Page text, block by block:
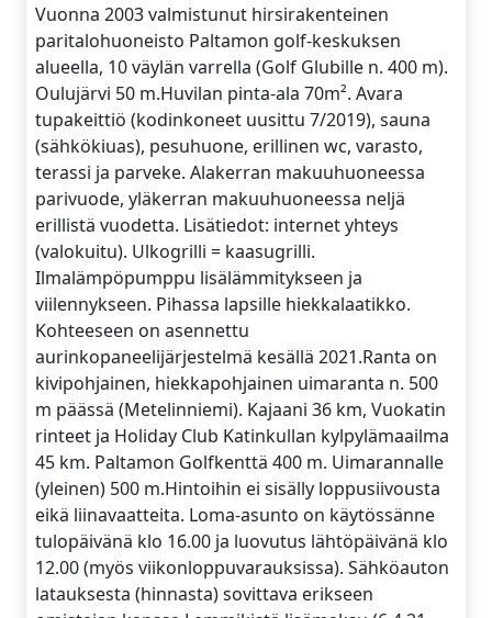
Vuonna 2003 valmistunut hirsirakenteinen
paritalohuoneisto Paltamon golf-keskuksen
alueella, 10 väylän varrella (Golf Glubille n. 400 m).
Oulujärvi 50 m.Huvilan pinta-ala 70m². Avara
tupakeittiö (kodinkoneet uusittu 7/2019), sauna
(sähkökiuas), pesuhuone, erillinen wc, varasto,
terassi ja parveke. Alakerran makuuhuoneessa
parivuode, yläkerran makuuhuoneessa neljä
erillistä vuodetta. Lisätiedot: internet yhteys
(valokuitu). Ulkogrilli = kaasugrilli.
Ilmalämpöpumppu lisälämmitykseen ja
viilennykseen. Pihassa lapsille hiekkalaatikko.
Kohteeseen on asennettu
aurinkopaneelijärjestelmä kesällä 2021.Ranta on
kivipohjainen, hiekkapohjainen uimaranta n. 500
m päässä (Metelinniemi). Kajaani 36 km, Vuokatin
rinteet ja Holiday Club Katinkullan kylpylämaailma
45 km. Paltamon Golfkenttä 400 m. Uimarannalle
(yleinen) 500 m.Hintoihin ei sisälly loppusiivousta
eikä liinavaatteita. Loma-asunto on käytössänne
tulopäivänä klo 16.00 ja luovutus lähtöpäivänä klo
12.00 (myös viikonloppuvarauksissa). Sähköauton
latauksesta (hinnasta) sovittava erikseen